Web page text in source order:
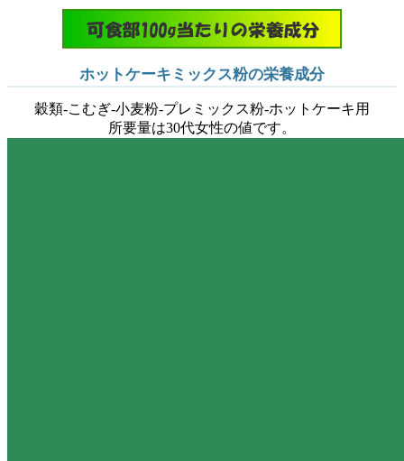
ホットケーキミックス粉の栄養成分
穀類-こむぎ-小麦粉-プレミックス粉-ホットケーキ用
所要量は30代女性の値です。